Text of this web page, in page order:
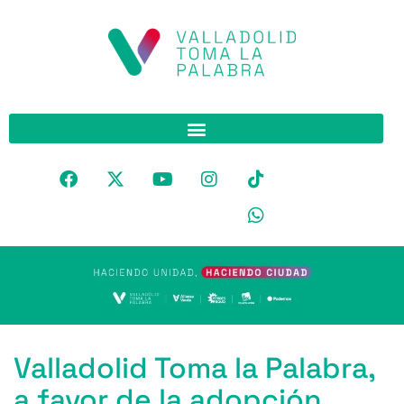
Valladolid Toma la Palabra,